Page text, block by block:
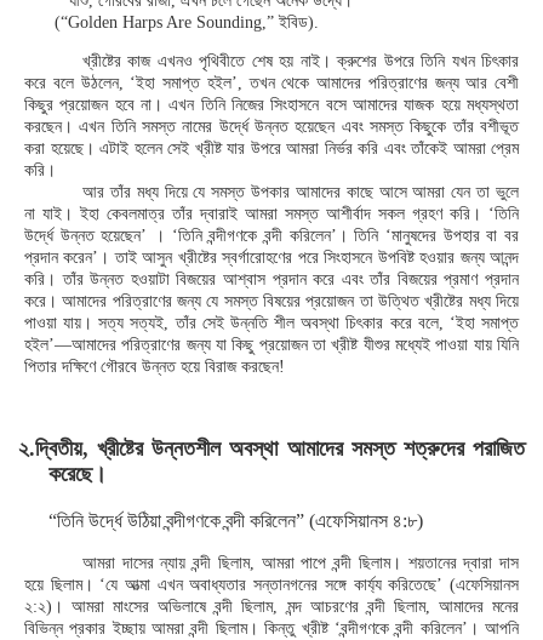
(“Golden Harps Are Sounding,” ইবিড).
খ্রীষ্টের কাজ এখনও পৃথিবীতে শেষ হয় নাই। ক্রুশের উপরে তিনি যখন চিৎকার
করে বলে উঠলেন, ‘ইহা সমাপ্ত হইল’, তখন থেকে আমাদের পরিত্রাণের জন্য আর বেশী
কিছুর প্রয়োজন হবে না। এখন তিনি নিজের সিংহাসনে বসে আমাদের যাজক হয়ে মধ্যস্থতা
করছেন। এখন তিনি সমস্ত নামের উর্দ্ধে উন্নত হয়েছেন এবং সমস্ত কিছুকে তাঁর বশীভূত
করা হয়েছে। এটাই হলেন সেই খ্রীষ্ট যার উপরে আমরা নির্ভর করি এবং তাঁকেই আমরা প্রেম
করি।
আর তাঁর মধ্য দিয়ে যে সমস্ত উপকার আমাদের কাছে আসে আমরা যেন তা ভুলে
না যাই। ইহা কেবলমাত্র তাঁর দ্বারাই আমরা সমস্ত আশীর্বাদ সকল গ্রহণ করি। ‘তিনি
উর্দ্ধে উন্নত হয়েছেন’ । ‘তিনি বন্দীগণকে বন্দী করিলেন’। তিনি ‘মানুষদের উপহার বা বর
প্রদান করেন’। তাই আসুন খ্রীষ্টের স্বর্গারোহণের পরে সিংহাসনে উপবিষ্ট হওয়ার জন্য আনন্দ
করি। তাঁর উন্নত হওয়াটা বিজয়ের আশ্বাস প্রদান করে এবং তাঁর বিজয়ের প্রমাণ প্রদান
করে। আমাদের পরিত্রাণের জন্য যে সমস্ত বিষয়ের প্রয়োজন তা উত্থিত খ্রীষ্টের মধ্য দিয়ে
পাওয়া যায়। সত্য সত্যই, তাঁর সেই উন্নতি শীল অবস্থা চিৎকার করে বলে, ‘ইহা সমাপ্ত
হইল’—আমাদের পরিত্রাণের জন্য যা কিছু প্রয়োজন তা খ্রীষ্ট যীশুর মধ্যেই পাওয়া যায় যিনি
পিতার দক্ষিণে গৌরবে উন্নত হয়ে বিরাজ করছেন!
২.দ্বিতীয়, খ্রীষ্টের উন্নতশীল অবস্থা আমাদের সমস্ত শত্রুদের পরাজিত
করেছে।
“তিনি উর্দ্ধে উঠিয়া বন্দীগণকে বন্দী করিলেন” (এফেসিয়ানস ৪:৮)
আমরা দাসের ন্যায় বন্দী ছিলাম, আমরা পাপে বন্দী ছিলাম। শয়তানের দ্বারা দাস
হয়ে ছিলাম। ‘যে আত্মা এখন অবাধ্যতার সন্তানগনের সঙ্গে কার্য্য করিতেছে’ (এফেসিয়ানস
২:২)। আমরা মাংসের অভিলাষে বন্দী ছিলাম, মন্দ আচরণের বন্দী ছিলাম, আমাদের মনের
বিভিন্ন প্রকার ইচ্ছায় আমরা বন্দী ছিলাম। কিন্তু খ্রীষ্ট ‘বন্দীগণকে বন্দী করিলেন’। আপনি